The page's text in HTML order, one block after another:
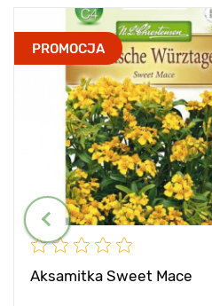
PROMOCJA
Aksamitka Sweet Mace